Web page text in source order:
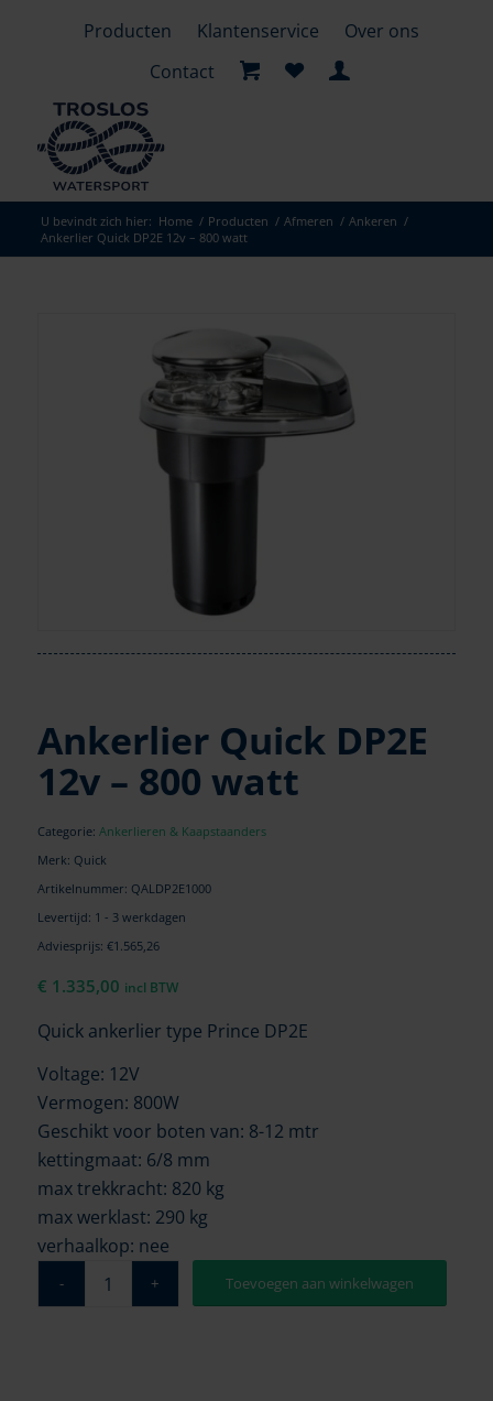
Producten Klantenservice
Over ons
Contact
U bevindt zich hier: Home / Producten / Afmeren / Ankeren /
Ankerlier Quick DP2E 12v – 800 watt
Ankerlier Quick DP2E
12v – 800 watt
Categorie: Ankerlieren & Kaapstaanders
Merk: Quick
Artikelnummer: QALDP2E1000
Levertijd: 1 - 3 werkdagen
Adviesprijs: €1.565,26
€ 1.335,00 incl BTW
Quick ankerlier type Prince DP2E
Voltage: 12V
Vermogen: 800W
Geschikt voor boten van: 8-12 mtr
kettingmaat: 6/8 mm
max trekkracht: 820 kg
max werklast: 290 kg
verhaalkop: nee
Toevoegen aan winkelwagen